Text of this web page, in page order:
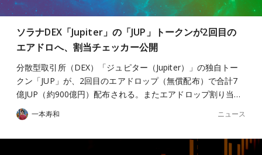
ソラナDEX「Jupiter」の「JUP」トークンが2回目の
エアドロへ、割当チェッカー公開
分散型取引所（DEX）「ジュピター（Jupiter）」の独自トー
クン「JUP」が、2回目のエアドロップ（無償配布）で合計7
億JUP（約900億円）配布される。またエアドロップ割り当…
一本寿和 ニュース